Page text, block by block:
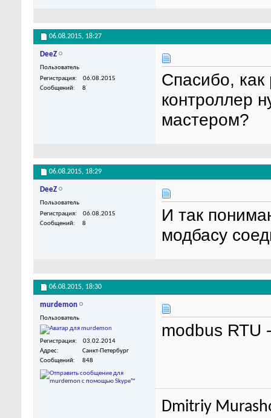
06.08.2015, 18:27
DeeZ
Пользователь
Регистрация
06.08.2015
Сообщений
8
Спасибо, как
контроллер
мастером?
06.08.2015, 18:29
DeeZ
Пользователь
Регистрация
06.08.2015
Сообщений
8
И так
модбасу
06.08.2015, 18:30
murdemon
Пользователь
Регистрация
03.02.2014
Адрес
Санкт-Петербург
Сообщений
848
modbus RTU
Dmitriy